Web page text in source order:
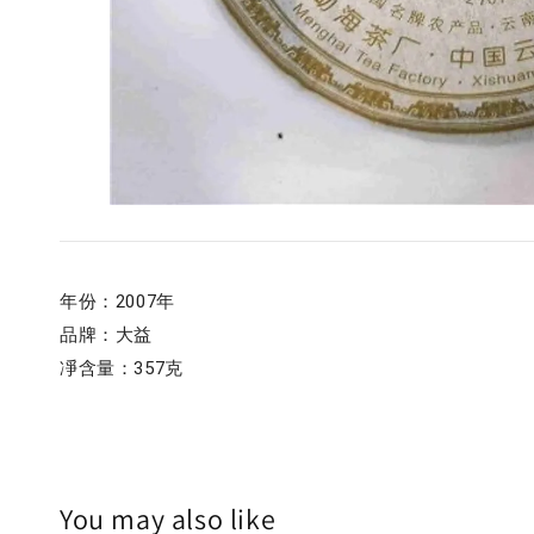
年份：2007年
品牌：大益
凈含量：357克
You may also like